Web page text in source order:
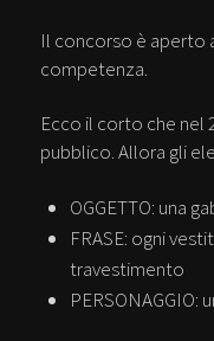
Il concorso è aperto
competenza.
Ecco il corto che nel
pubblico. Allora gli
OGGETTO: una
FRASE: ogni
travestimento
PERSONAGGIO: